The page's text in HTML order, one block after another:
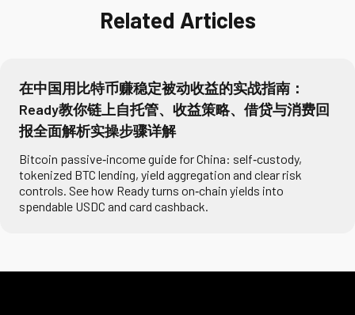
Related Articles
在中国用比特币赚稳定被动收益的实战指南：
Ready教你链上自托管、收益策略、借贷与消费回
报全面解析实操步骤详解
Bitcoin passive‑income guide for China: self‑custody,
tokenized BTC lending, yield aggregation and clear risk
controls. See how Ready turns on‑chain yields into
spendable USDC and card cashback.